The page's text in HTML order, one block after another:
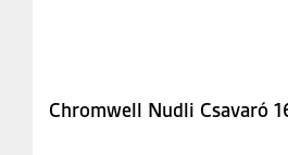
Chromwell Nudli Csavaró